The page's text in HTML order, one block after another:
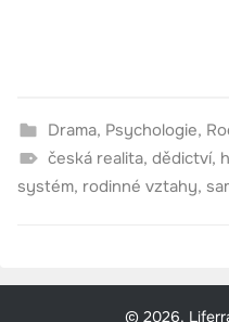
Drama, Psychologie,
česká realita, dědictví,
systém, rodinné vztahy,
© 2026,